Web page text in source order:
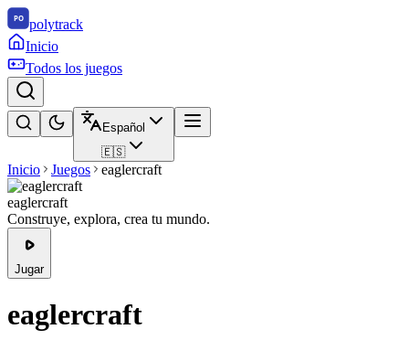
polytrack
Inicio
Todos los juegos
Español
🇪🇸
Inicio Juegos eaglercraft
eaglercraft
Construye, explora, crea tu mundo.
Jugar
eaglercraft